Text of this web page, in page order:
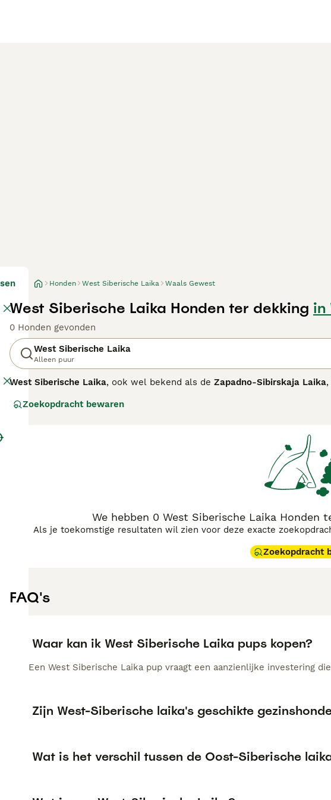
Honden West Siberische Laika Waals Gewest
West Siberische Laika Honden ter dekking in
0 Honden gevonden
West Siberische Laika
Alleen puur
West Siberische Laika, ook wel bekend als de Zapadno-Sibirskaja Laika
opsporen en vasthouden van wild zoals eekhoorns, beren en elanden. De
hechte band met zijn baasje, maar kan afwachtend zijn tegenover
het meest geschikt voor
zoals lange wandelingen en jachttraining. Het ras is ideaal voor actieve
siberische laika karakter', 'west siberische laika pup kopen' en 'laika
metgezel is voor liefhebbers van Siberische hondenrassen.
Zoekopdracht bewaren
We hebben 0 West Siberische Laika Honden
Als je toekomstige resultaten wil zien voor deze exacte
Zoekopdracht
FAQ's
Waar kan ik West Siberische Laika pups kopen?
Een West Siberische Laika pup vraagt een aanzienlijke investering
Zijn West-Siberische laika's geschikte
Wat is het verschil tussen de Oost-Siberische